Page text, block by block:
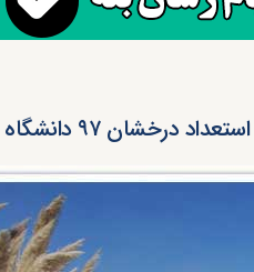
۹۷ دانشگاه تربیت مدرس